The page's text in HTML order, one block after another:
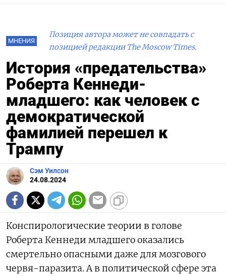
МНЕНИЯ
Позиция автора может не совпадать с
позицией редакции The Moscow Times.
История «предательства»
Роберта Кеннеди-
младшего: как человек с
демократической
фамилией перешел к
Трампу
Сэм Уилсон
24.08.2024
Конспирологические теории в голове
Роберта Кеннеди младшего оказались
смертельно опасными даже для мозгового
червя-паразита. А в политической сфере эта